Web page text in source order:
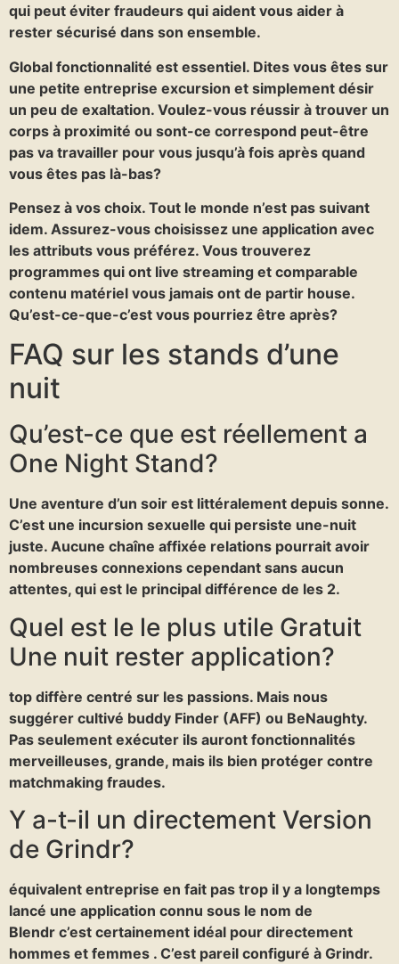
qui peut éviter fraudeurs qui aident vous aider à
rester sécurisé dans son ensemble.
Global fonctionnalité est essentiel. Dites vous êtes sur
une petite entreprise excursion et simplement désir
un peu de exaltation. Voulez-vous réussir à trouver un
corps à proximité ou sont-ce correspond peut-être
pas va travailler pour vous jusqu’à fois après quand
vous êtes pas là-bas?
Pensez à vos choix. Tout le monde n’est pas suivant
idem. Assurez-vous choisissez une application avec
les attributs vous préférez. Vous trouverez
programmes qui ont live streaming et comparable
contenu matériel vous jamais ont de partir house.
Qu’est-ce-que-c’est vous pourriez être après?
FAQ sur les stands d’une
nuit
Qu’est-ce que est réellement a
One Night Stand?
Une aventure d’un soir est littéralement depuis sonne.
C’est une incursion sexuelle qui persiste une-nuit
juste. Aucune chaîne affixée relations pourrait avoir
nombreuses connexions cependant sans aucun
attentes, qui est le principal différence de les 2.
Quel est le le plus utile Gratuit
Une nuit rester application?
top diffère centré sur les passions. Mais nous
suggérer cultivé buddy Finder (AFF) ou BeNaughty.
Pas seulement exécuter ils auront fonctionnalités
merveilleuses, grande, mais ils bien protéger contre
matchmaking fraudes.
Y a-t-il un directement Version
de Grindr?
équivalent entreprise en fait pas trop il y a longtemps
lancé une application connu sous le nom de
Blendr c’est certainement idéal pour directement
hommes et femmes . C’est pareil configuré à Grindr.